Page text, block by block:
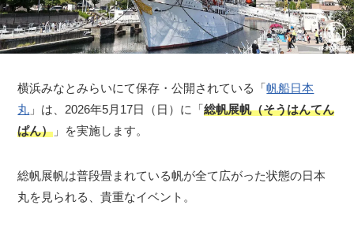
横浜みなとみらいにて保存・公開されている「帆船日本
丸 」は、2026年5月17日（日）に「総帆展帆（そうはんてん
ぱん） 」を実施します。
総帆展帆は普段畳まれている帆が全て広がった状態の日本
丸を見られる、貴重なイベント。